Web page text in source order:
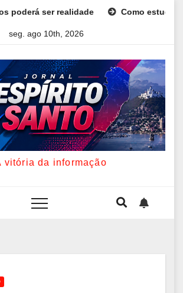
estudar para o Enem: guia completo
seg. ago 10th, 2026
vitória da informação